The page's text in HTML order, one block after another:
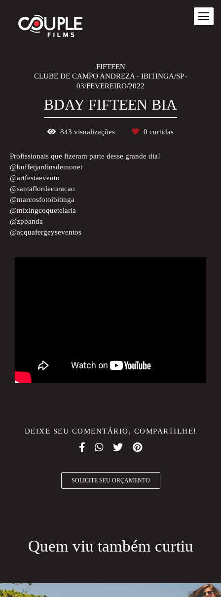
FIFTEEN
CLUBE DE CAMPO ANDREZA - IBITINGA/SP
03/FEVEREIRO/2022
BDAY FIFTEEN BIA
843 visualizações 0 curtidas
Profissionais que fizeram parte desse grande dia!
@buffetjardinsdemonet
@artfestaevento
@santaflordecoracao
@marcosfotoibitinga
@mixingcoquetelaria
@zpbanda
@acquafergeyseventos
DEIXE SEU COMENTÁRIO, COMPARTILHE!
SOLICITE SEU ORÇAMENTO
Quem viu também curtiu